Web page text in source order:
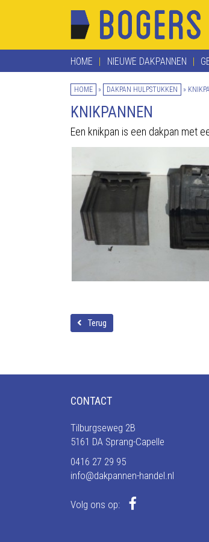
HOME NIEUWE DAKPANNEN
HOME » DAKPAN HULPSTUKKEN »
KNIKPANNEN
Een knikpan is een dakpan met
Terug
CONTACT
Tilburgseweg 2B
5161 DA Sprang-Capelle
0416 27 29 95
info@dakpannen-handel.nl
Volg ons op: